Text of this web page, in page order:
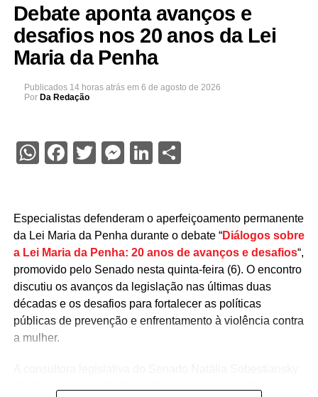
Debate aponta avanços e
desafios nos 20 anos da Lei
Maria da Penha
Publicados 14 horas atrás em 6 de agosto de 2026
Por Da Redação
WhatsApp
Facebook
Twitter
Messenger
LinkedIn
Share
Especialistas defenderam o aperfeiçoamento permanente
da Lei Maria da Penha durante o debate “Diálogos sobre
a Lei Maria da Penha: 20 anos de avanços e desafios“,
promovido pelo Senado nesta quinta-feira (6). O encontro
discutiu os avanços da legislação nas últimas duas
décadas e os desafios para fortalecer as políticas
públicas de prevenção e enfrentamento à violência contra
a mulher.